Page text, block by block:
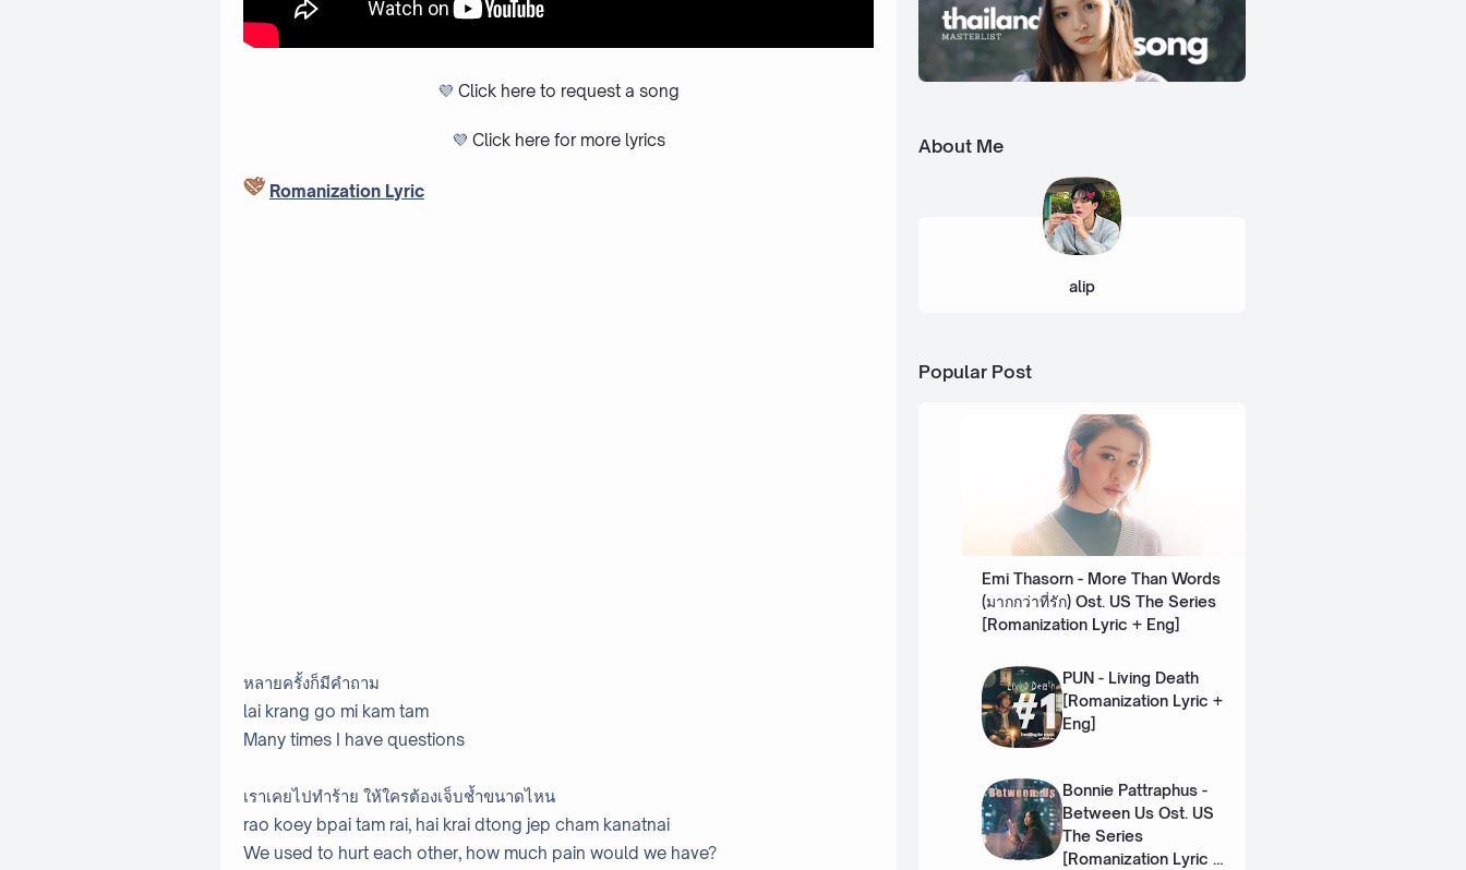
💜 Click here to request a song
💜 Click here for more lyrics
Romanization Lyric
หลายครั้งก็มีคำถาม
lai krang go mi kam tam
Many times I have questions
เราเคยไปทำร้าย ให้ใครต้องเจ็บช้ำขนาดไหน
rao koey bpai tam rai, hai krai dtong jep cham kanatnai
We used to hurt each other, how much pain would we have?
About Me
alip
Popular Post
Emi Thasorn - More Than Words
(มากกว่าที่รัก) Ost. US The Series
[Romanization Lyric + Eng]
PUN - Living Death
[Romanization Lyric +
Eng]
Bonnie Pattraphus -
Between Us Ost. US
The Series
[Romanization Lyric +